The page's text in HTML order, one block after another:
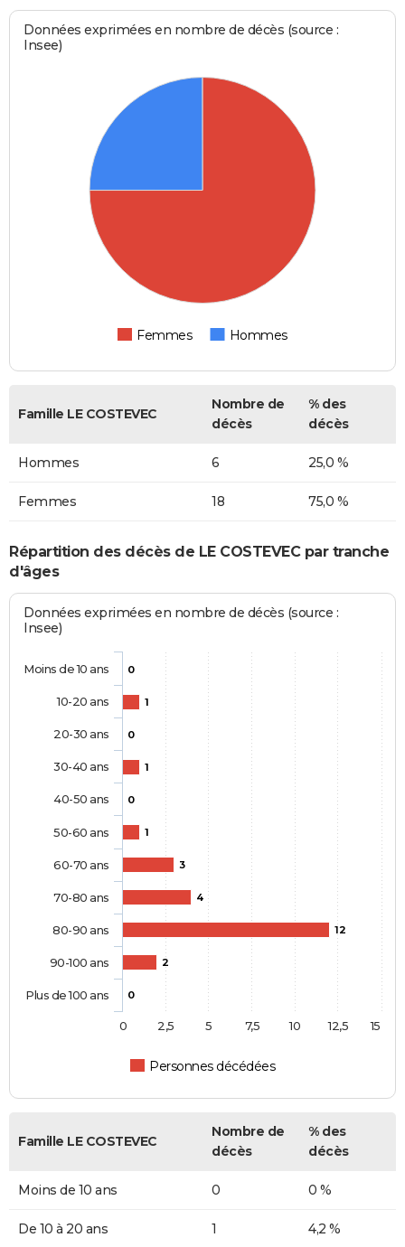
Données exprimées en nombre de décès (source :
Insee)
Femmes Hommes
Famille LE COSTEVEC
Nombre de
décès
% des
décès
Hommes 6 25,0 %
Femmes 18 75,0 %
Répartition des décès de LE COSTEVEC par tranche
d'âges
Données exprimées en nombre de décès (source :
Insee)
0
1
0
1
0
1
3
4
12
2
0
Personnes décédées
Moins de 10 ans
10-20 ans
20-30 ans
30-40 ans
40-50 ans
50-60 ans
60-70 ans
70-80 ans
80-90 ans
90-100 ans
Plus de 100 ans
0 2,5 5 7,5 10 12,5 15
Famille LE COSTEVEC
Nombre de
décès
% des
décès
Moins de 10 ans 0 0 %
De 10 à 20 ans 1 4,2 %